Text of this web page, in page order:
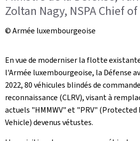
Zoltan Nagy, NSPA Chief
© Armée luxembourgeoise
En vue de moderniser la flotte
l'Armée luxembourgeoise, la Défense
2022, 80 véhicules blindés de
reconnaissance (CLRV), visant à
actuels "HMMWV" et "PRV" (Protected
Vehicle) devenus vétustes.